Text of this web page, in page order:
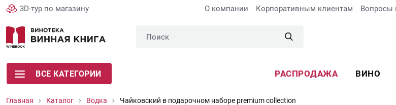
3D-тур по магазину О компании Корпоративным клиентам Вопросы
ВСЕ КАТЕГОРИИ РАСПРОДАЖА ВИНО
Главная Каталог Водка Чайковский в подарочном наборе premium collection